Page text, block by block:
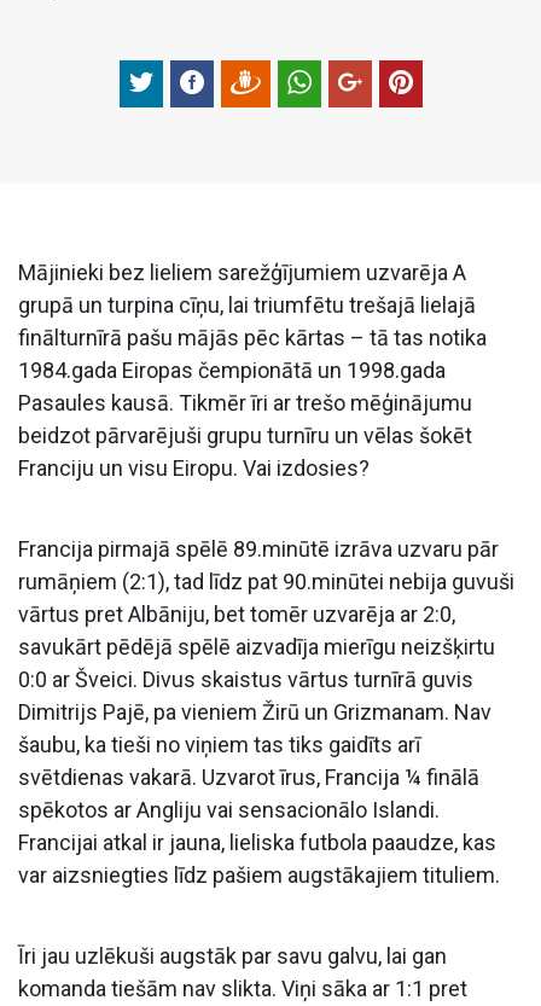
Mājinieki bez lieliem sarežģījumiem uzvarēja A
grupā un turpina cīņu, lai triumfētu trešajā lielajā
finālturnīrā pašu mājās pēc kārtas – tā tas notika
1984.gada Eiropas čempionātā un 1998.gada
Pasaules kausā. Tikmēr īri ar trešo mēģinājumu
beidzot pārvarējuši grupu turnīru un vēlas šokēt
Franciju un visu Eiropu. Vai izdosies?
Francija pirmajā spēlē 89.minūtē izrāva uzvaru pār
rumāņiem (2:1), tad līdz pat 90.minūtei nebija guvuši
vārtus pret Albāniju, bet tomēr uzvarēja ar 2:0,
savukārt pēdējā spēlē aizvadīja mierīgu neizšķirtu
0:0 ar Šveici. Divus skaistus vārtus turnīrā guvis
Dimitrijs Pajē, pa vieniem Žirū un Grizmanam. Nav
šaubu, ka tieši no viņiem tas tiks gaidīts arī
svētdienas vakarā. Uzvarot īrus, Francija ¼ finālā
spēkotos ar Angliju vai sensacionālo Islandi.
Francijai atkal ir jauna, lieliska futbola paaudze, kas
var aizsniegties līdz pašiem augstākajiem tituliem.
Īri jau uzlēkuši augstāk par savu galvu, lai gan
komanda tiešām nav slikta. Viņi sāka ar 1:1 pret